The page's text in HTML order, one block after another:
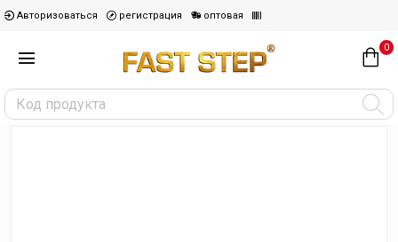
Авторизоваться регистрация оптовая
0